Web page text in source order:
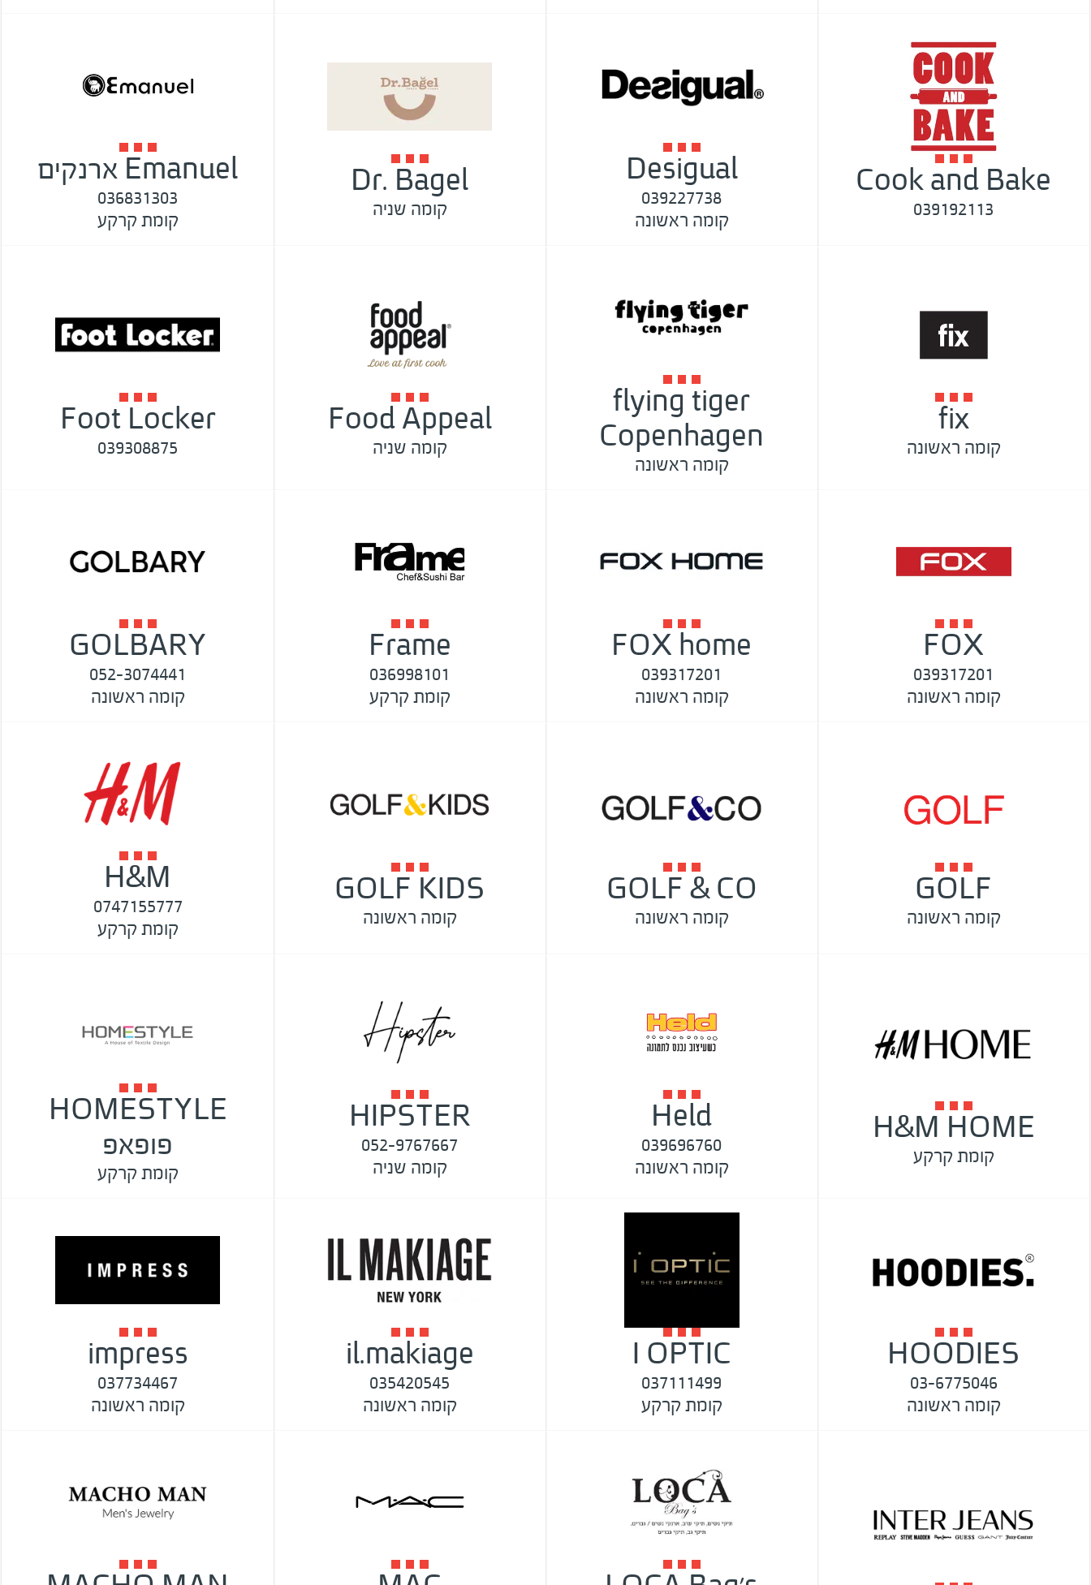
Cook and Bake
039192113
Desigual
039227738
קומה ראשונה
Dr. Bagel
קומה שניה
Emanuel ארנקים
036831303
קומת קרקע
fix
קומה ראשונה
flying tiger
Copenhagen
קומה ראשונה
Food Appeal
קומה שניה
Foot Locker
039308875
FOX
039317201
קומה ראשונה
FOX home
039317201
קומה ראשונה
Frame
036998101
קומת קרקע
GOLBARY
052-3074441
קומה ראשונה
GOLF
קומה ראשונה
GOLF & CO
קומה ראשונה
GOLF KIDS
קומה ראשונה
H&M
0747155777
קומת קרקע
H&M HOME
קומת קרקע
Held
039696760
קומה ראשונה
HIPSTER
052-9767667
קומה שניה
HOMESTYLE
פופאפ
קומת קרקע
HOODIES
03-6775046
קומה ראשונה
I OPTIC
037111499
קומת קרקע
il.makiage
035420545
קומה ראשונה
impress
037734467
קומה ראשונה